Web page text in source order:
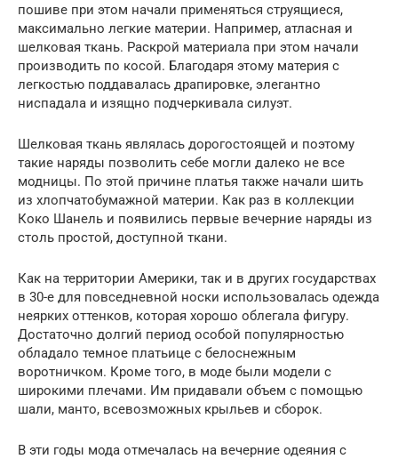
пошиве при этом начали применяться струящиеся,
максимально легкие материи. Например, атласная и
шелковая ткань. Раскрой материала при этом начали
производить по косой. Благодаря этому материя с
легкостью поддавалась драпировке, элегантно
ниспадала и изящно подчеркивала силуэт.
Шелковая ткань являлась дорогостоящей и поэтому
такие наряды позволить себе могли далеко не все
модницы. По этой причине платья также начали шить
из хлопчатобумажной материи. Как раз в коллекции
Коко Шанель и появились первые вечерние наряды из
столь простой, доступной ткани.
Как на территории Америки, так и в других государствах
в 30-е для повседневной носки использовалась одежда
неярких оттенков, которая хорошо облегала фигуру.
Достаточно долгий период особой популярностью
обладало темное платьице с белоснежным
воротничком. Кроме того, в моде были модели с
широкими плечами. Им придавали объем с помощью
шали, манто, всевозможных крыльев и сборок.
В эти годы мода отмечалась на вечерние одеяния с